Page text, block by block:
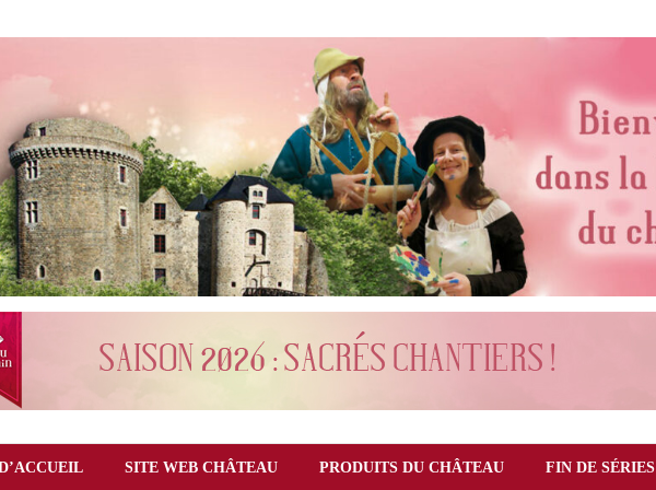
SITE WEB CHÂTEAU PRODUITS DU CHÂTEAU FIN DE SÉRIES